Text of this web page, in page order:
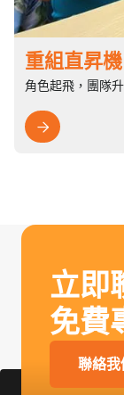
重組直昇機
角色起飛，團隊

立即
免費
聯絡我